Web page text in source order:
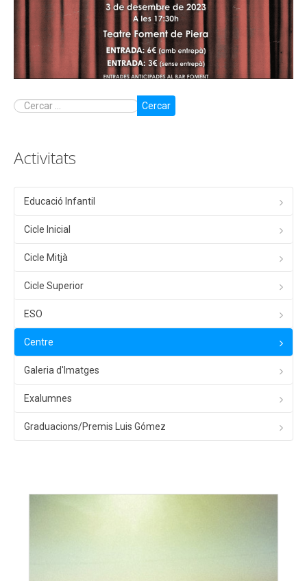
Cercar
Activitats
Educació Infantil
Cicle Inicial
Cicle Mitjà
Cicle Superior
ESO
Centre
Galeria d'Imatges
Exalumnes
Graduacions/Premis Luis Gómez